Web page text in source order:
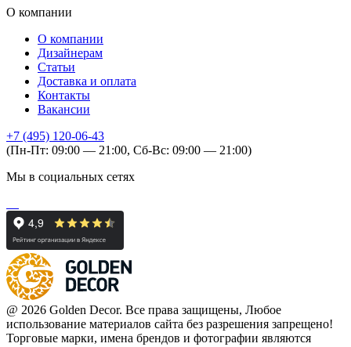
О компании
О компании
Дизайнерам
Статьи
Доставка и оплата
Контакты
Вакансии
+7 (495) 120-06-43
(Пн-Пт: 09:00 — 21:00, Сб-Вс: 09:00 — 21:00)
Мы в социальных сетях
@ 2026 Golden Decor. Все права защищены, Любое
использование материалов сайта без разрешения запрещено!
Торговые марки, имена брендов и фотографии являются